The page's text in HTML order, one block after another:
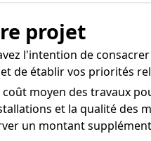
projet
l'intention de
de établir vos priorités
moyen des travaux
et la qualité des
un montant